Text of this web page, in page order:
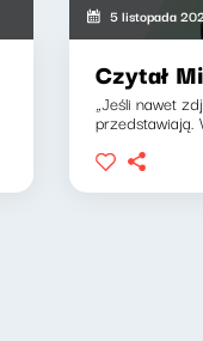
5 listopada
Czytał
„Jeśli nawet
przedstawiają.